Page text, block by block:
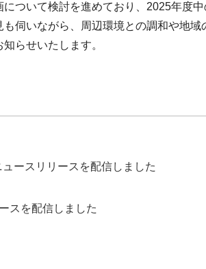
ついて検討を進めており、2025年度
伺いながら、周辺環境との調和や地域
らせいたします。
ースリリースを配信しました
スを配信しました